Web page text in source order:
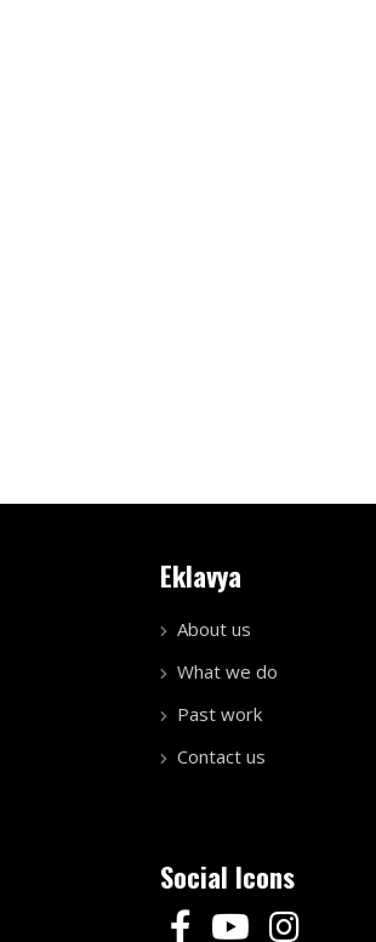
Eklavya
About us
What we do
Past work
Contact us
Social Icons